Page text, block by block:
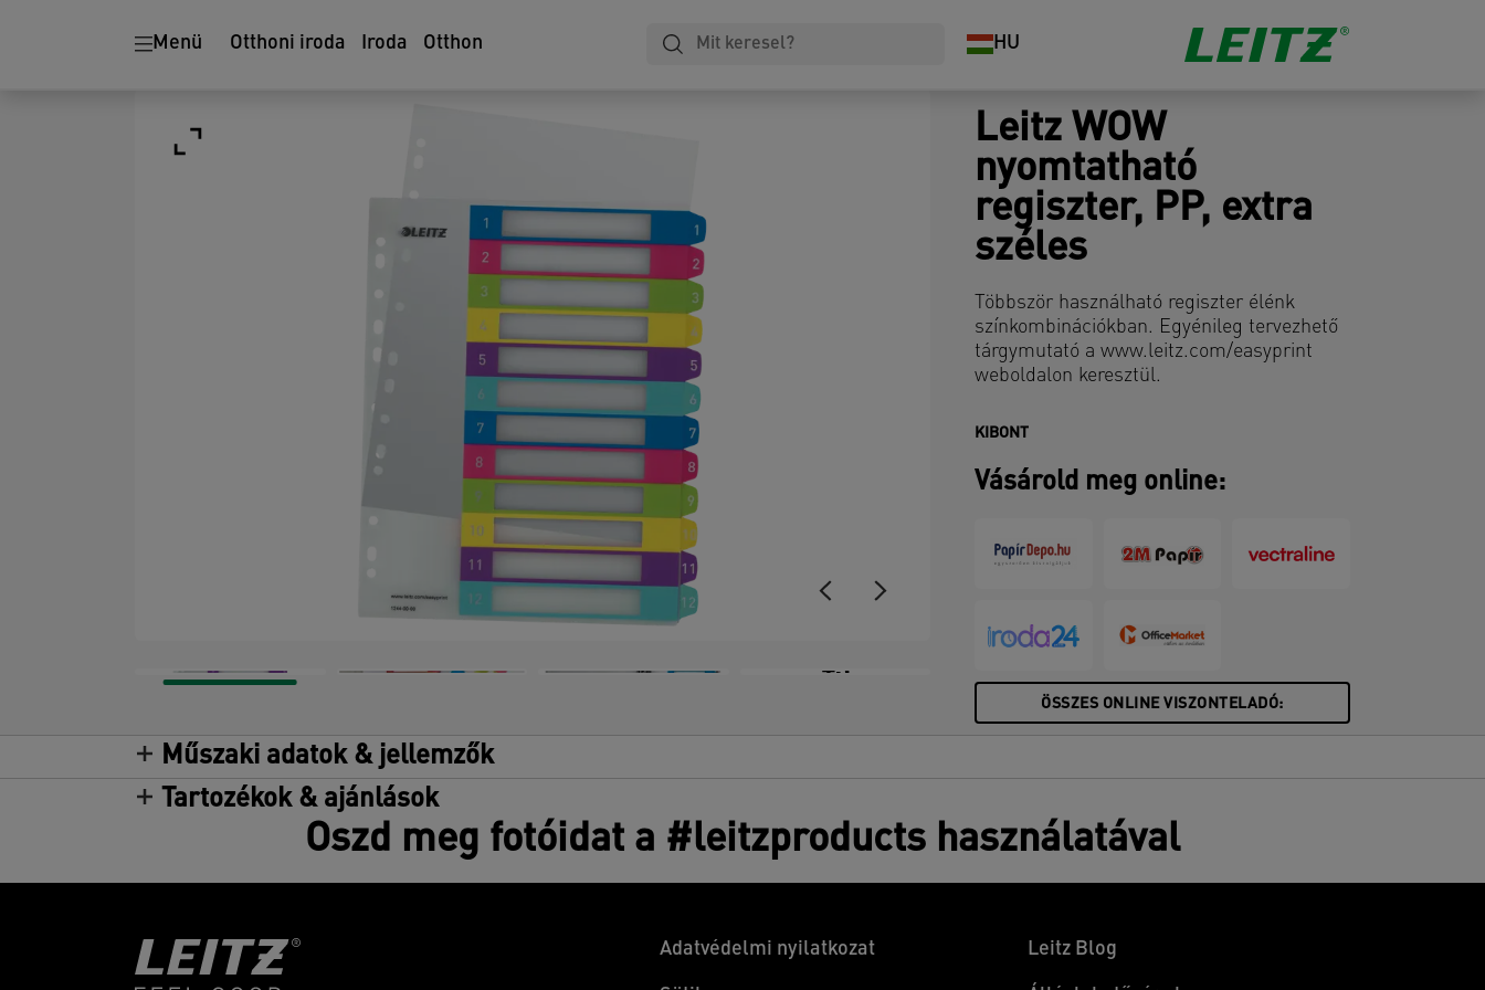
Menü Otthoni iroda Iroda Otthon HU
+3
Leitz WOW
nyomtatható
regiszter, PP, extra
széles
Többször használható regiszter élénk
színkombinációkban. Egyénileg tervezhető
tárgymutató a www.leitz.com/easyprint
weboldalon keresztül.
KIBONT
Vásárold meg online:
ÖSSZES ONLINE VISZONTELADÓ:
Műszaki adatok & jellemzők
Tartozékok & ajánlások
Oszd meg fotóidat a #leitzproducts használatával
Adatvédelmi nyilatkozat Leitz Blog